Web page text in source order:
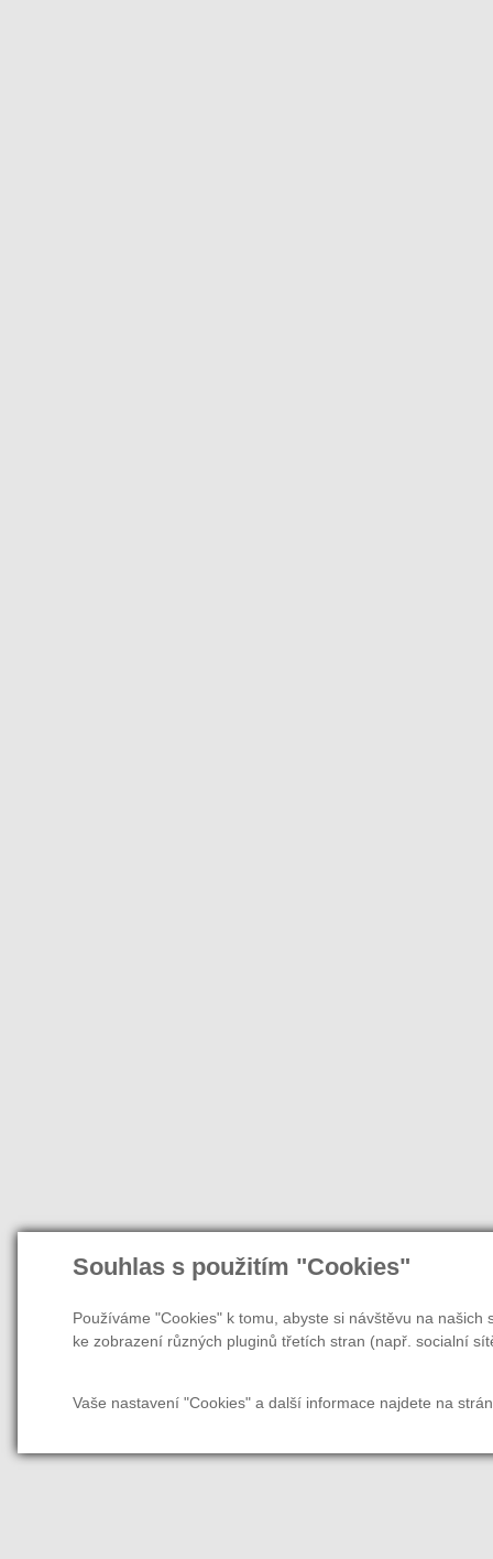
Souhlas s použitím "Cookies"
Používáme "Cookies" k tomu, abyste si návštěvu na
ke zobrazení různých pluginů třetích stran (např. socialní
Vaše nastavení "Cookies" a další informace najdete na